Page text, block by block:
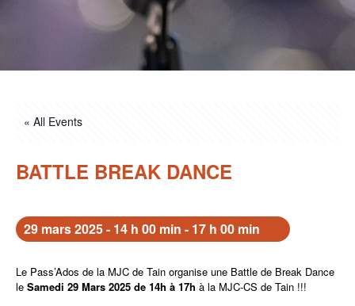
« All Events
BATTLE BREAK DANCE
29 mars 2025 - 14 h 00 min - 17 h 00 min
Le Pass’Ados de la MJC de Tain organise une Battle de Break Dance
le Samedi 29 Mars 2025 de 14h à 17h à la MJC-CS de Tain !!!